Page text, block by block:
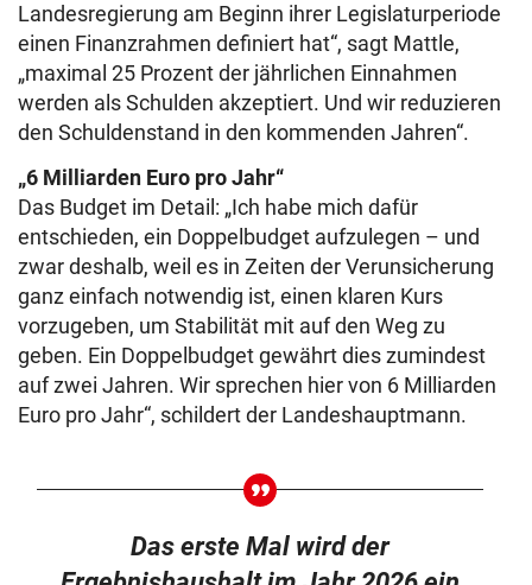
Landesregierung am Beginn ihrer Legislaturperiode
einen Finanzrahmen definiert hat“, sagt Mattle,
„maximal 25 Prozent der jährlichen Einnahmen
werden als Schulden akzeptiert. Und wir reduzieren
den Schuldenstand in den kommenden Jahren“.
„6 Milliarden Euro pro Jahr“
Das Budget im Detail: „Ich habe mich dafür
entschieden, ein Doppelbudget aufzulegen – und
zwar deshalb, weil es in Zeiten der Verunsicherung
ganz einfach notwendig ist, einen klaren Kurs
vorzugeben, um Stabilität mit auf den Weg zu
geben. Ein Doppelbudget gewährt dies zumindest
auf zwei Jahren. Wir sprechen hier von 6 Milliarden
Euro pro Jahr“, schildert der Landeshauptmann.
Das erste Mal wird der